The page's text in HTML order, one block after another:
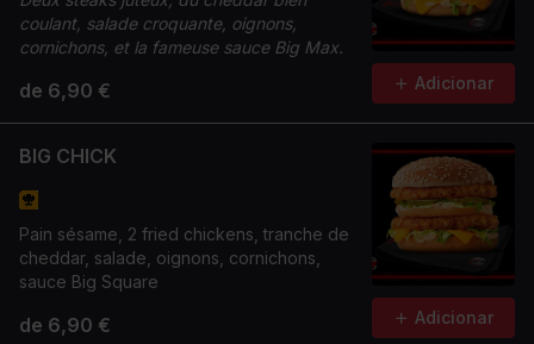
coulant, salade croquante, oignons,
cornichons, et la fameuse sauce Big Max.
de 6,90 € Adicionar
BIG CHICK
Pain sésame, 2 fried chickens, tranche de
cheddar, salade, oignons, cornichons,
sauce Big Square
de 6,90 € Adicionar